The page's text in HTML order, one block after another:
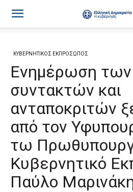
ΚΥΒΕΡΝΗΤΙΚΟΣ ΕΚΠΡΟΣΩΠΟΣ
Ενημέρωση των
συντακτών και
ανταποκριτών
από τον
τω
Κυβερνητικό
Παύλο